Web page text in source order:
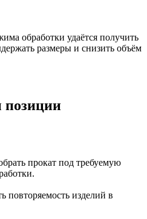
обработки удаётся получить
размеры и снизить объём
прокат под требуемую
повторяемость изделий в